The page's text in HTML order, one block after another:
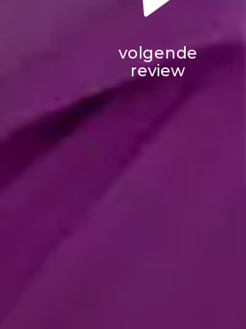
volgende
review